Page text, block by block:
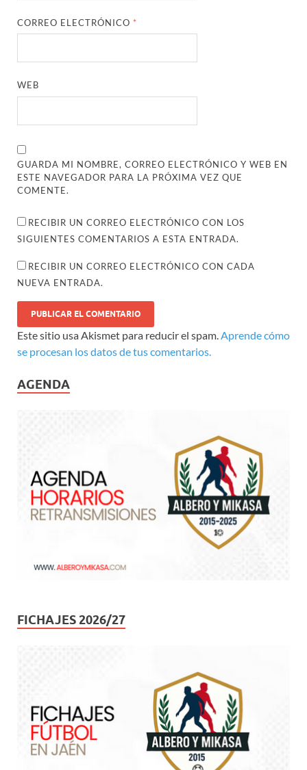
CORREO ELECTRÓNICO *
WEB
GUARDA MI NOMBRE, CORREO ELECTRÓNICO Y WEB EN
ESTE NAVEGADOR PARA LA PRÓXIMA VEZ QUE
COMENTE.
RECIBIR UN CORREO ELECTRÓNICO CON LOS
SIGUIENTES COMENTARIOS A ESTA ENTRADA.
RECIBIR UN CORREO ELECTRÓNICO CON CADA
NUEVA ENTRADA.
Este sitio usa Akismet para reducir el spam. Aprende cómo
se procesan los datos de tus comentarios.
AGENDA
FICHAJES 2026/27